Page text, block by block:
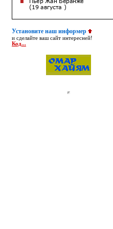
Установите наш информер
и сделайте ваш сайт интересней!
Код...